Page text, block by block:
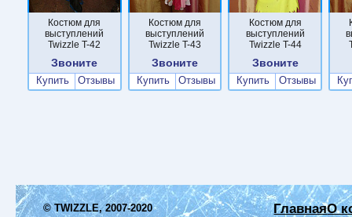
Костюм для
выступлений
Twizzle T-42
Звоните
Купить Отзывы
Костюм для
выступлений
Twizzle T-43
Звоните
Купить Отзывы
Костюм для
выступлений
Twizzle T-44
Звоните
Купить Отзывы
© TWIZZLE, 2007-2020 ГлавнаяО